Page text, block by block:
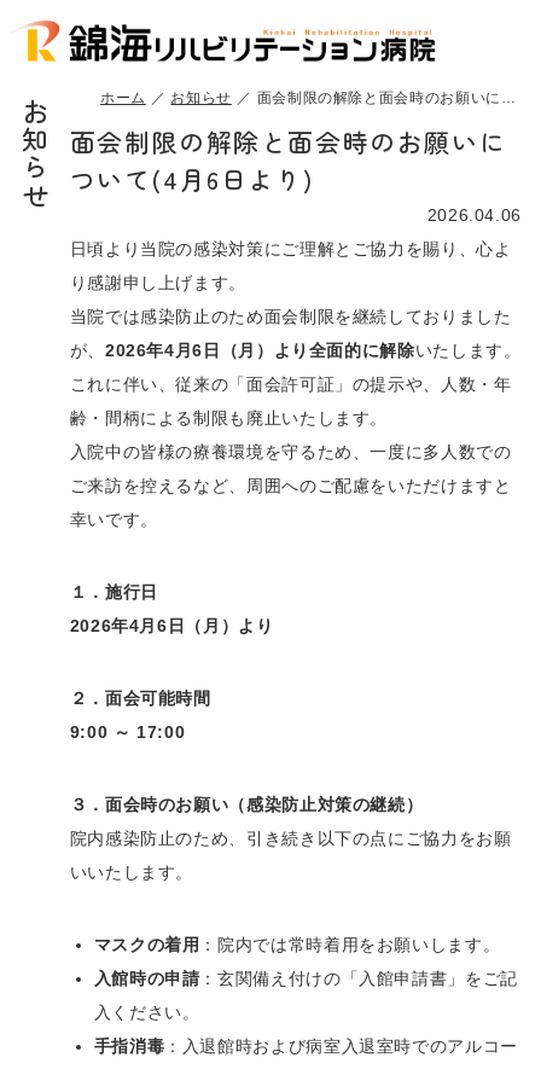
お知らせ ホーム お知らせ 面会制限の解除と面会時のお願いについて(4月6日より)
面会制限の解除と面会時のお願いに
ついて(4月6日より)
2026.04.06
日頃より当院の感染対策にご理解とご協力を賜り、心よ
り感謝申し上げます。
当院では感染防止のため面会制限を継続しておりました
が、 2026年4 月6 日（月）より全面的に解除いたします。
これに伴い、従来の「面会許可証」の提示や、人数・年
齢・間柄による制限も廃止いたします。
入院中の皆様の療養環境を守るため、一度に多人数での
ご来訪を控えるなど、周囲へのご配慮をいただけますと
幸いです。
１．施行日
2026年4月6 日（月）より
２．面会可能時間
9:00 ～ 17:00
３．面会時のお願い（感染防止対策の継続）
院内感染防止のため、引き続き以下の点にご協力をお願
いいたします。
マスクの着用 ：院内では常時着用をお願いします。
入館時の申請：玄関備え付けの「入館申請書」をご記
入ください。
手指消毒 ：入退館時および病室入退室時でのアルコー